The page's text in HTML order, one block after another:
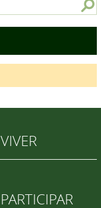
VIVER
PARTICIPAR